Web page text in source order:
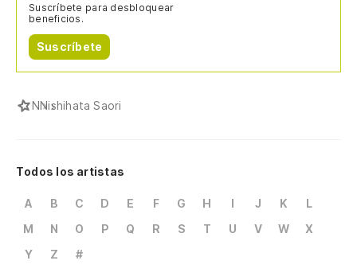
Suscríbete para desbloquear
beneficios.
Suscríbete
NNishihata Saori
Todos los artistas
A B C D E F G H I J K
L
M
N O P Q R S T U V W
X
Y
Z #